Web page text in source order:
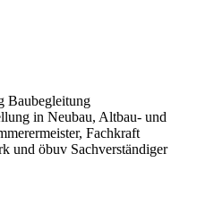
Baubegleitung
in Neubau, Altbau- und
Fachkraft
und öbuv Sachverständiger